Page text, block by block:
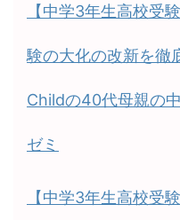
【中学3年生高校受
験の大化の改新を徹
Childの40代母親の
ゼミ
【中学3年生高校受